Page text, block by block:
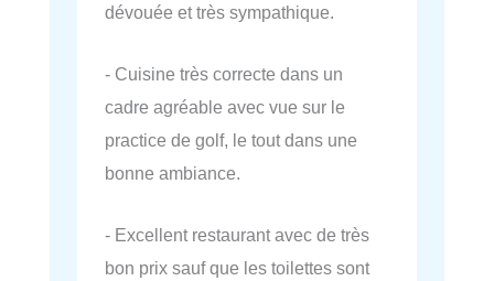
dévouée et très sympathique.
- Cuisine très correcte dans un
cadre agréable avec vue sur le
practice de golf, le tout dans une
bonne ambiance.
- Excellent restaurant avec de très
bon prix sauf que les toilettes sont